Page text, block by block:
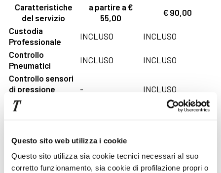
Questo sito web utilizza i cookie
Questo sito utilizza sia cookie tecnici necessari al suo
corretto funzionamento, sia cookie di profilazione propri o
Caratteristiche
del servizio
a partire a €
55,00
€ 90,00
Custodia
Professionale
INCLUSO
INCLUSO
Controllo
Pneumatici
INCLUSO
INCLUSO
Controllo sensori
di pressione
pneumatici
- INCLUSO
Pulizia e
Trattamento
-
INCLUSO
Report Cerchi per
la rilevazione di
danni o difetti